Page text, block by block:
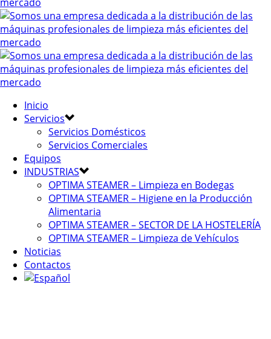
Inicio
Servicios
Servicios Domésticos
Servicios Comerciales
Equipos
INDUSTRIAS
OPTIMA STEAMER – Limpieza en Bodegas
OPTIMA STEAMER – Higiene en la Producción
Alimentaria
OPTIMA STEAMER – SECTOR DE LA HOSTELERÍA
OPTIMA STEAMER – Limpieza de Vehículos
Noticias
Contactos